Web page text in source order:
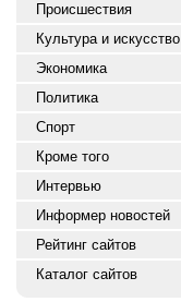
Происшествия
Культура и искусство
Экономика
Политика
Спорт
Кроме того
Интервью
Информер новостей
Рейтинг сайтов
Каталог сайтов